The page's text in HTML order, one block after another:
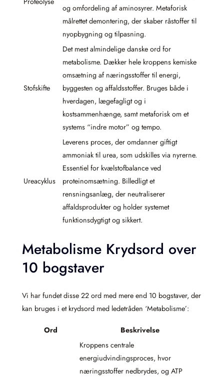
og omfordeling af aminosyrer. Metaforisk
målrettet demontering, der skaber råstoffer til
nyopbygning og tilpasning.
Stofskifte
Det mest almindelige danske ord for
metabolisme. Dækker hele kroppens kemiske
omsætning af næringsstoffer til energi,
byggesten og affaldsstoffer. Bruges både i
hverdagen, lægefagligt og i
kostsammenhænge, samt metaforisk om et
systems “indre motor” og tempo.
Ureacyklus
Leverens proces, der omdanner giftigt
ammoniak til urea, som udskilles via nyrerne.
Essentiel for kvælstofbalance ved
proteinomsætning. Billedligt et
rensningsanlæg, der neutraliserer
affaldsprodukter og holder systemet
funktionsdygtigt og sikkert.
Metabolisme Krydsord over
10 bogstaver
Vi har fundet disse 22 ord med mere end 10 bogstaver, der
kan bruges i et krydsord med ledetråden ‘Metabolisme’:
Ord Beskrivelse
Kroppens centrale
energiudvindingsproces, hvor
næringsstoffer nedbrydes, og ATP